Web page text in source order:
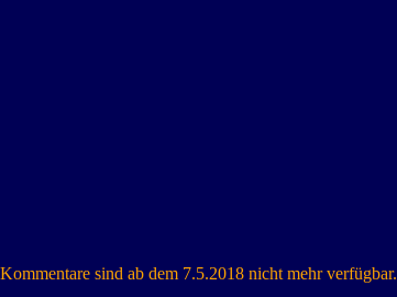
Kommentare sind ab dem 7.5.2018 nicht mehr verfügbar.